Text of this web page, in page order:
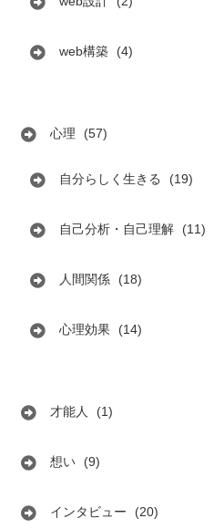
web構築 (4)
心理 (57)
自分らしく生きる (19)
自己分析・自己理解 (11)
人間関係 (18)
心理効果 (14)
才能人 (1)
想い (9)
インタビュー (20)